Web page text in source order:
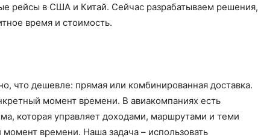
рейсы в США и Китай. Сейчас разрабатываем решения,
время и стоимость.
что дешевле: прямая или комбинированная доставка.
момент времени. В авиакомпаниях есть
которая управляет доходами, маршрутами и теми
времени. Наша задача – использовать